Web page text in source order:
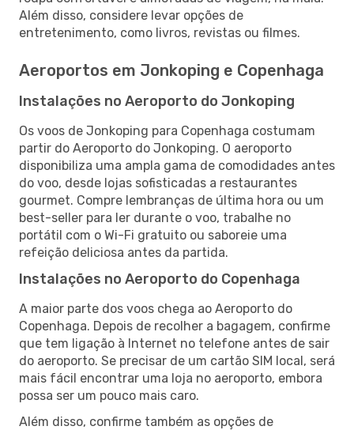
Além disso, considere levar opções de
entretenimento, como livros, revistas ou filmes.
Aeroportos em Jonkoping e Copenhaga
Instalações no Aeroporto do Jonkoping
Os voos de Jonkoping para Copenhaga costumam
partir do Aeroporto do Jonkoping. O aeroporto
disponibiliza uma ampla gama de comodidades antes
do voo, desde lojas sofisticadas a restaurantes
gourmet. Compre lembranças de última hora ou um
best-seller para ler durante o voo, trabalhe no
portátil com o Wi-Fi gratuito ou saboreie uma
refeição deliciosa antes da partida.
Instalações no Aeroporto do Copenhaga
A maior parte dos voos chega ao Aeroporto do
Copenhaga. Depois de recolher a bagagem, confirme
que tem ligação à Internet no telefone antes de sair
do aeroporto. Se precisar de um cartão SIM local, será
mais fácil encontrar uma loja no aeroporto, embora
possa ser um pouco mais caro.
Além disso, confirme também as opções de